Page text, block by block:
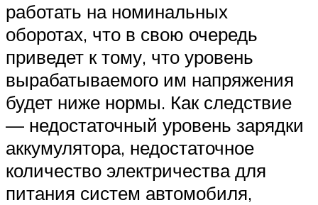
работать на номинальных
оборотах, что в свою очередь
приведет к тому, что уровень
вырабатываемого им напряжения
будет ниже нормы. Как следствие
— недостаточный уровень зарядки
аккумулятора, недостаточное
количество электричества для
питания систем автомобиля,